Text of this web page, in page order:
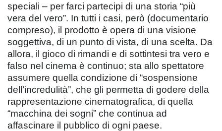
speciali – per farci partecipi di una storia “più
vera del vero”. In tutti i casi, però (documentario
compreso), il prodotto è opera di una visione
soggettiva, di un punto di vista, di una scelta. Da
allora, il gioco di rimandi e di sottintesi tra vero e
falso nel cinema è continuo; sta allo spettatore
assumere quella condizione di “sospensione
dell’incredulità”, che gli permetta di godere della
rappresentazione cinematografica, di quella
“macchina dei sogni” che continua ad
affascinare il pubblico di ogni paese.